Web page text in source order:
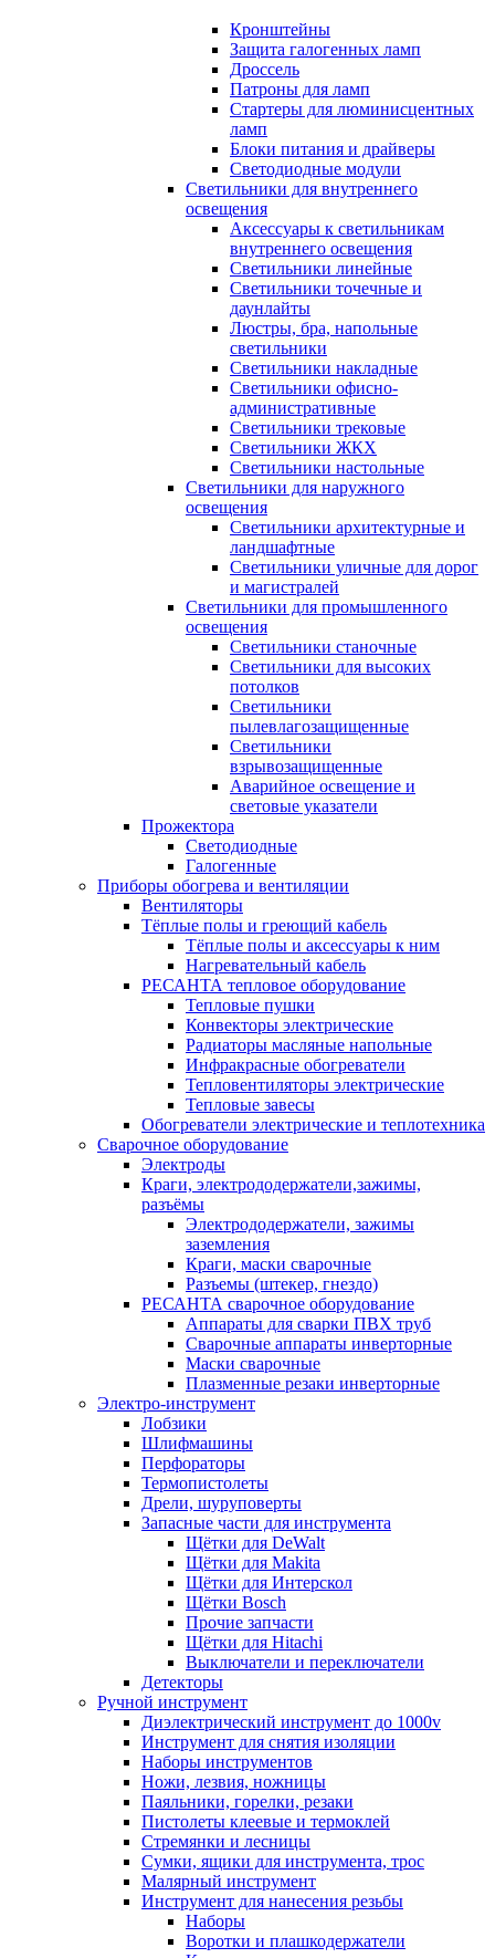
Кронштейны
Защита галогенных ламп
Дроссель
Патроны для ламп
Стартеры для люминисцентных
ламп
Блоки питания и драйверы
Светодиодные модули
Светильники для внутреннего
освещения
Аксессуары к светильникам
внутреннего освещения
Светильники линейные
Светильники точечные и
даунлайты
Люстры, бра, напольные
светильники
Светильники накладные
Светильники офисно-
административные
Светильники трековые
Светильники ЖКХ
Светильники настольные
Светильники для наружного
освещения
Светильники архитектурные и
ландшафтные
Светильники уличные для дорог
и магистралей
Светильники для промышленного
освещения
Светильники станочные
Светильники для высоких
потолков
Светильники
пылевлагозащищенные
Светильники
взрывозащищенные
Аварийное освещение и
световые указатели
Прожектора
Светодиодные
Галогенные
Приборы обогрева и вентиляции
Вентиляторы
Тёплые полы и греющий кабель
Тёплые полы и аксессуары к ним
Нагревательный кабель
РЕСАНТА тепловое оборудование
Тепловые пушки
Конвекторы электрические
Радиаторы масляные напольные
Инфракрасные обогреватели
Тепловентиляторы электрические
Тепловые завесы
Обогреватели электрические и теплотехника
Сварочное оборудование
Электроды
Краги, электрододержатели,зажимы,
разъёмы
Электрододержатели, зажимы
заземления
Краги, маски сварочные
Разъемы (штекер, гнездо)
РЕСАНТА сварочное оборудование
Аппараты для сварки ПВХ труб
Сварочные аппараты инверторные
Маски сварочные
Плазменные резаки инверторные
Электро-инструмент
Лобзики
Шлифмашины
Перфораторы
Термопистолеты
Дрели, шуруповерты
Запасные части для инструмента
Щётки для DeWalt
Щётки для Makita
Щётки для Интерскол
Щётки Bosch
Прочие запчасти
Щётки для Hitachi
Выключатели и переключатели
Детекторы
Ручной инструмент
Диэлектрический инструмент до 1000v
Инструмент для снятия изоляции
Наборы инструментов
Ножи, лезвия, ножницы
Паяльники, горелки, резаки
Пистолеты клеевые и термоклей
Стремянки и лесницы
Сумки, ящики для инструмента, трос
Малярный инструмент
Инструмент для нанесения резьбы
Наборы
Воротки и плашкодержатели